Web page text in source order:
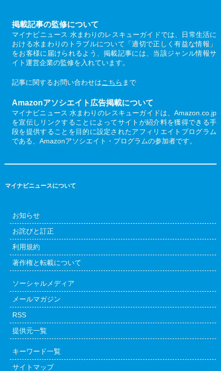
掲載記事の監修について
マイナビニュース 水まわりのレスキューガイドでは、日常生活に
おける水まわりのトラブルについて「適切で正しく有益な情報」
をお客様に届けられるよう、掲載記事には、当該ジャンル情報サ
イト運営企業の監修を入れています。
記事に関するお問い合わせはこちら まで
Amazonアソシエイト広告掲載について
マイナビニュース 水まわりのレスキューガイドは、Amazon.co.jp
を宣伝しリンクすることによってサイトが紹介料を獲得できる手
段を提供することを目的に設定されたアフィリエイトプログラム
である、Amazonアソシエイト・プログラムの参加者です。
マイナビニュースについて
お知らせ
お詫びと訂正
利用規約
著作権と転載について
ソーシャルメディア
メールマガジン
RSS
提供元一覧
キーワード一覧
サイトマップ